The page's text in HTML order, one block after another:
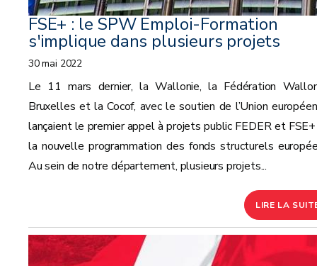
FSE+ : le SPW Emploi-Formation
s'implique dans plusieurs projets
30 mai 2022
Le 11 mars dernier, la Wallonie, la Fédération
Bruxelles et la Cocof, avec le soutien de l’Union
lançaient le premier appel à projets public FEDER et
la nouvelle programmation des fonds structurels
Au sein de notre département, plusieurs projets...
LIRE LA